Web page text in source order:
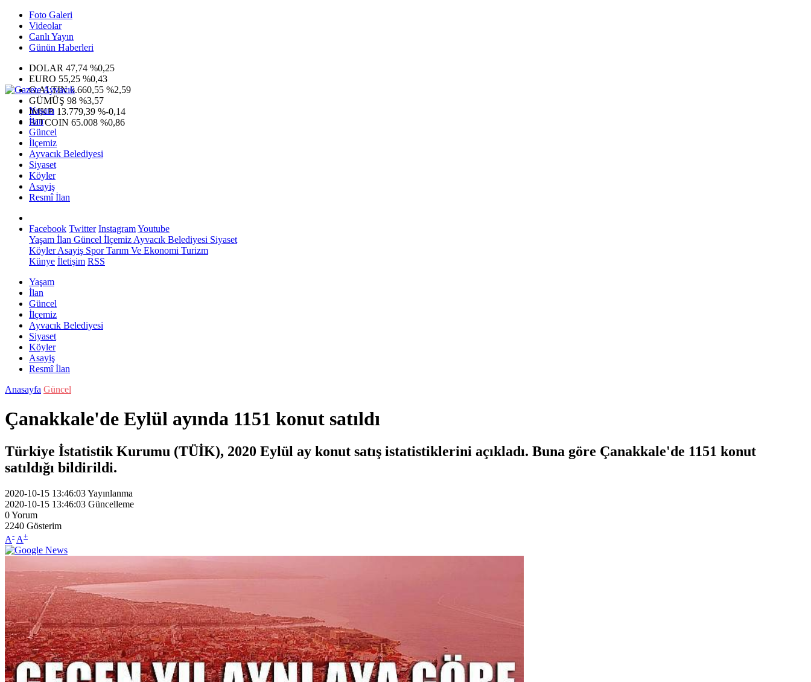
Foto Galeri
Videolar
Canlı Yayın
Günün Haberleri
DOLAR 47,74 %0,25
EURO 55,25 %0,43
G.ALTIN6.660,55 %2,59
GÜMÜŞ 98 %3,57
IMKB 13.779,39 %-0,14
BITCOIN 65.008 %0,86
Yaşam
İlan
Güncel
İlçemiz
Ayvacık Belediyesi
Siyaset
Köyler
Asayiş
Resmî İlan
Facebook Twitter InstagramYoutube
Yaşam İlan Güncel İlçemiz Ayvacık Belediyesi Siyaset
KöylerAsayiş SporTarım Ve Ekonomi Turizm
Künye İletişim RSS
Yaşam
İlan
Güncel
İlçemiz
Ayvacık Belediyesi
Siyaset
Köyler
Asayiş
Resmî İlan
Anasayfa Güncel
Çanakkale'de Eylül ayında 1151 konut satıldı
Türkiye İstatistik Kurumu (TÜİK), 2020 Eylül ay konut satış istatistiklerini açıkladı. Buna göre Çanakkale'de 1151 konut
satıldığı bildirildi.
2020-10-15 13:46:03Yayınlanma
2020-10-15 13:46:03 Güncelleme
0Yorum
2240 Gösterim
A- A+